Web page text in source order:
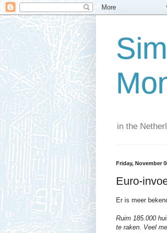
in the
Friday, November
Euro-
Er is meer
Ruim 185.000
te raken. Veel